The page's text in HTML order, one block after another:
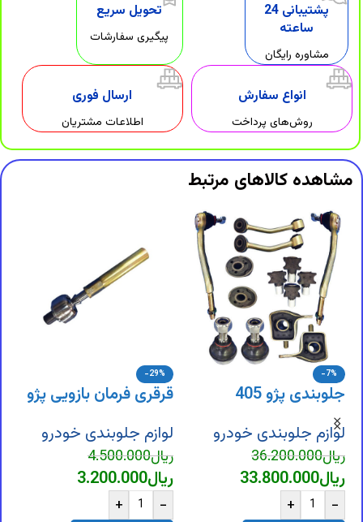
پشتیبانی 24
ساعته
مشاوره رایگان
تحویل سریع
پیگیری سفارشات
انواع سفارش
روش‌های پرداخت
ارسال فوری
اطلاعات مشتریان
مشاهده کالاهای مرتبط
-7%
جلوبندی پژو 405
لوازم جلوبندی خودرو
ریال36.200.000
ریال33.800.000
-
+
-29%
قرقری فرمان بازویی پژو
لوازم جلوبندی خودرو
ریال4.500.000
ریال3.200.000
-
+